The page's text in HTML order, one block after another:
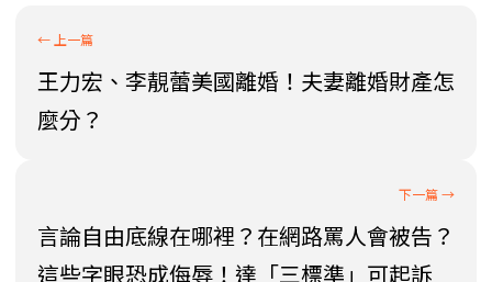
王力宏、李靚蕾美國離婚！夫妻離婚財產怎
麼分？
言論自由底線在哪裡？在網路罵人會被告？
這些字眼恐成侮辱！達「三標準」可起訴